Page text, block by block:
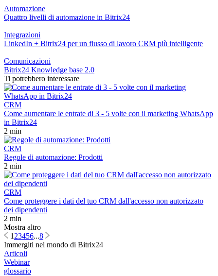
Automazione
Quattro livelli di automazione in Bitrix24
Integrazioni
LinkedIn + Bitrix24 per un flusso di lavoro CRM più intelligente
Comunicazioni
Bitrix24 Knowledge base 2.0
Ti potrebbero interessare
CRM
Come aumentare le entrate di 3 - 5 volte con il marketing WhatsApp
in Bitrix24
2 min
CRM
Regole di automazione: Prodotti
2 min
CRM
Come proteggere i dati del tuo CRM dall'accesso non autorizzato
dei dipendenti
2 min
Mostra altro
123456...8
Immergiti nel mondo di Bitrix24
Articoli
Webinar
glossario